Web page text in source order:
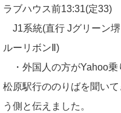
ラブハウス前13:31(定33)
J1系統(直行 Jグリーン
ルーリボンⅡ)
・外国人の方がYahoo乗
松原駅行ののりばを聞い
う側と伝えました。